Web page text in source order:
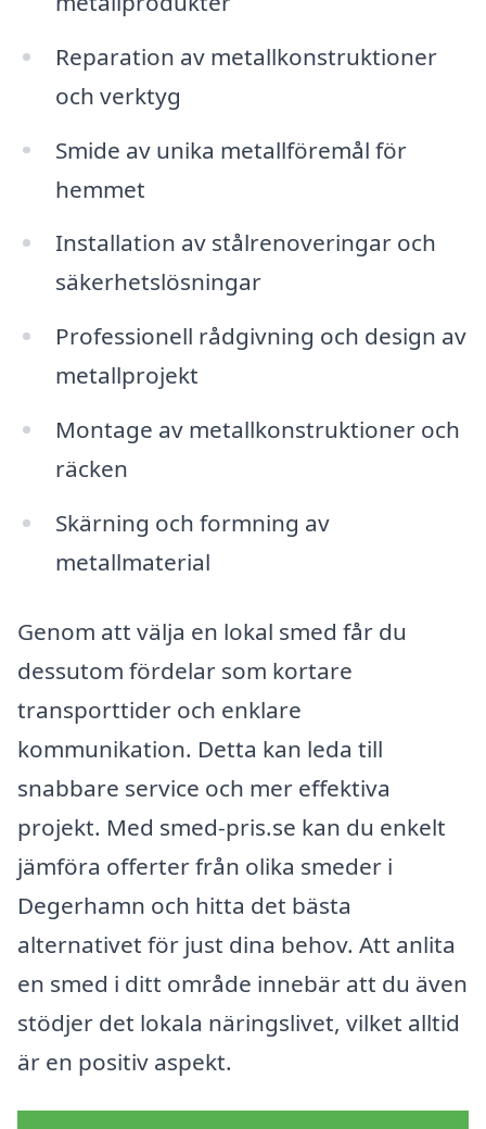
Reparation av metallkonstruktioner
och verktyg
Smide av unika metallföremål för
hemmet
Installation av stålrenoveringar och
säkerhetslösningar
Professionell rådgivning och design av
metallprojekt
Montage av metallkonstruktioner och
räcken
Skärning och formning av
metallmaterial
Genom att välja en lokal smed får du
dessutom fördelar som kortare
transporttider och enklare
kommunikation. Detta kan leda till
snabbare service och mer effektiva
projekt. Med smed-pris.se kan du enkelt
jämföra offerter från olika smeder i
Degerhamn och hitta det bästa
alternativet för just dina behov. Att anlita
en smed i ditt område innebär att du även
stödjer det lokala näringslivet, vilket alltid
är en positiv aspekt.